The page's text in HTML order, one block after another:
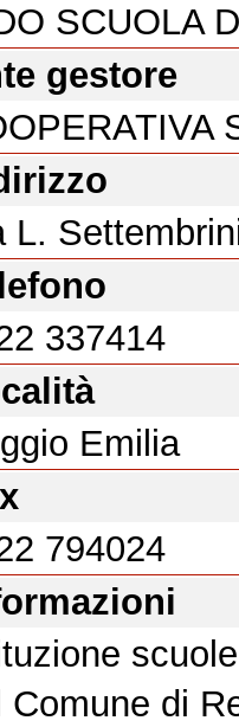
SCUOLA
gestore
L.
337414
Emilia
794024
Comune di